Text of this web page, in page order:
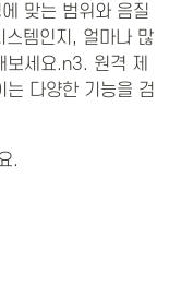
맞는 범위와 음질
템인지, 얼마나 많
보세요.n3. 원격 제
는 다양한 기능을 검
.